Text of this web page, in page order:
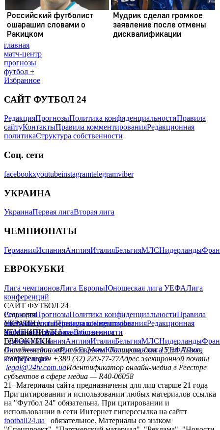
главная
матч-центр
прогнозы
футбол +
Избранное
САЙТ ФУТБОЛ 24
РедакцияПрогнозыПолитика конфиденциальностиПравила
сайтуКонтактыПравила комментированияРедакционная
политикаСтруктура собственности
Соц. сети
facebookxyoutubeinstagramtelegramviber
УКРАИНА
УкраинаПервая лигаВторая лига
ЧЕМПИОНАТЫ
ГерманияИспанияАнглияИталияБельгияМЛСНидерланды
ЕВРОКУБКИ
Лига чемпионовЛига ЕвропыЮношеская лига УЕФАЛига
конференций
САЙТ ФУТБОЛ 24
РедакцияПрогнозыПолитика конфиденциальностиПравила
сайтуКонтактыПравила комментированияРедакционная
политикаСтруктура собственности
Соц. сети
facebookxyoutubeinstagramtelegramviber
УКРАИНА
УкраинаПервая лигаВторая лига
ЧЕМПИОНАТЫ
ГерманияИспанияАнглияИталияБельгияМЛСНидерланды
ЕВРОКУБКИ
Лига чемпионовЛига ЕвропыЮношеская лига УЕФАЛига
конференций
Онлайн-медиа «Футбол 24»пл. Галицкая, дом. 15, м. Львов,
79008Телефон +380 (32) 229-77-77Адрес электронной почты
legal@24tv.com.uaИдентификатор онлайн-медиа в Реестре
субъектов в сфере медиа — R40-06058
21+Материалы сайта предназначены для лиц старше 21 года
При цитировании и использовании любых материалов ссылка
на "Футбол 24" обязательна. При цитировании и
использовании в сети Интернет гиперссылка на сайтт
football24.ua
обязательное. Материалы со знаком